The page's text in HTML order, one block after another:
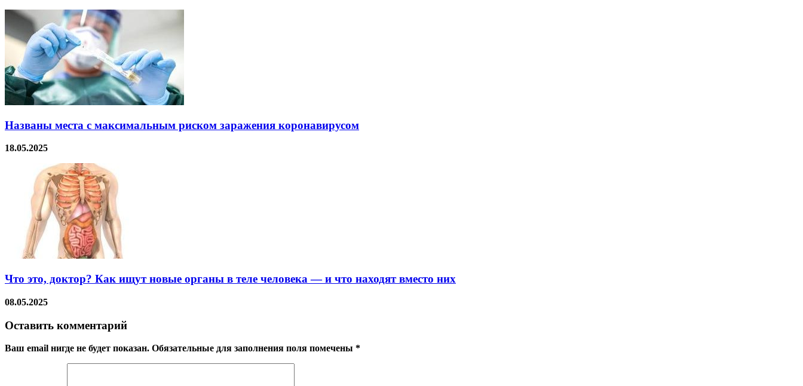
Названы места с максимальным риском заражения коронавирусом
18.05.2025
Что это, доктор? Как ищут новые органы в теле человека — и что находят вместо них
08.05.2025
Оставить комментарий
Ваш email нигде не будет показан. Обязательные для заполнения поля помечены *